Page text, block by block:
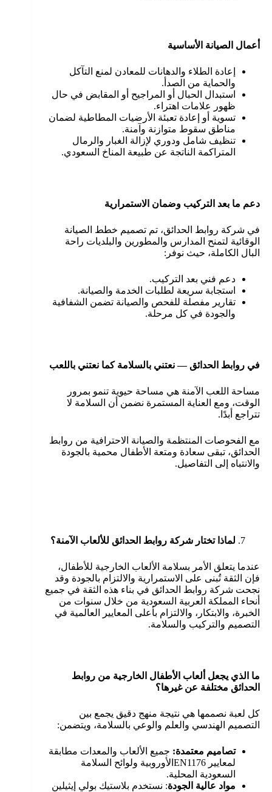
أعمال الصيانة الأساسية
إعادة الطلاء والدهانات للمعادن لمنع التآكل
والحماية من الصدأ.
استبدال الحبال أو المراجيح أو المقابض في حال
ظهور علامات اهتراء.
تسوية أو إعادة تعبئة الأرضيات المطاطية لضمان
مناطق سقوط متوازنة وآمنة.
تنظيف شامل ودوري لإزالة الغبار والرمال
المتراكمة الناتجة عن طبيعة المناخ السعودي.
دعم ما بعد التركيب وضمان الاستمرارية
في شركة روابط الحدائق، تم تصميم خطط الصيانة
الوقائية لتمنح المدارس والمطورين والبلديات راحة
البال الكاملة، حيث نوفر:
دعم فني بعد التركيب.
استجابة سريعة لطلبات الخدمة والصيانة.
تقارير مفصلة للفحص والصيانة تضمن الشفافية
والجودة في كل مرحلة.
في روابط الحدائق — نعتني بالسلامة كما نعتني باللعب
مساحة اللعب الآمنة هي مساحة حيوية تنمو بمرور
الوقت، ومع العناية المستمرة نضمن أن السلامة لا
تتراجع أبدًا.
مع الفحوصات المنتظمة والصيانة الاحترافية من روابط
الحدائق، تبقى سعادة ومتعة الأطفال محمية بالجودة
والانتباه إلى التفاصيل.
لماذا تختار شركة روابط الحدائق للألعاب الآمنة؟
عندما يتعلق الأمر بسلامة الألعاب الخارجية للأطفال،
فإن الثقة تُبنى على الاستمرارية والالتزام بالجودة وقد
نجحت شركة روابط الحدائق في بناء هذه الثقة في جميع
أنحاء المملكة العربية السعودية من خلال سنوات من
الخبرة، والابتكار، والالتزام بأعلى المعايير العالمية في
التصميم والتركيب والسلامة.
ما الذي يجعل ألعاب الأطفال الخارجية من روابط
الحدائق مختلفة عن غيرها؟
كل لعبة نصممها هي نتيجة منهج دقيق يجمع بين
التصميم الهندسي والعلم والوعي بالسلامة، ويتضمن:
تصاميم معتمدة: جميع الألعاب والمعدات مطابقة
لمعايير EN1176الأوروبية ولوائح السلامة
السعودية المحلية.
مواد عالية الجودة: نستخدم بلاستيك بولي إيثيلين